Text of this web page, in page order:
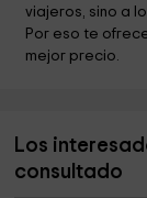
Plazoleta de
Iglesia de
Plaza Alameda
viajeros, sino a
Por eso te
mejor precio.
Los
consultado